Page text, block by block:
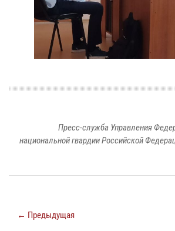
Пресс-служба Управления
национальной гвардии Российской
← Предыдущая